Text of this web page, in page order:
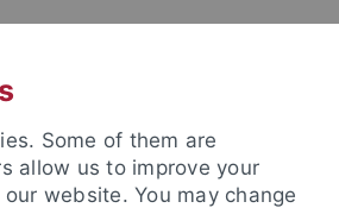
Some of them are
allow us to improve your
website. You may change